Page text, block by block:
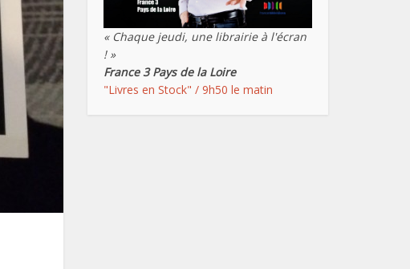
« Chaque jeudi, une librairie à l'écran
! »
France 3 Pays de la Loire
"Livres en Stock" / 9h50 le matin